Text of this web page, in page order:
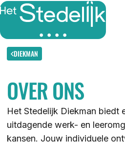
IK BEN
GROEP 7/8
LEERLING/OUDER
IK WIL MEER WETEN
OVER
DE LOCATIES
ACTUEEL
MENU
SLUITEN
DIEKMAN
OVER ONS
Het Stedelijk Diekman biedt
uitdagende werk- en
kansen. Jouw individuele